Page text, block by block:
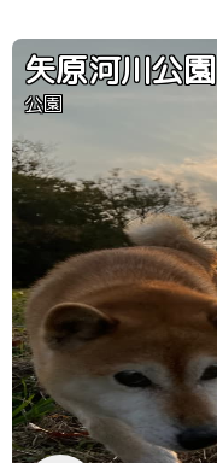
矢原河川公園
公園